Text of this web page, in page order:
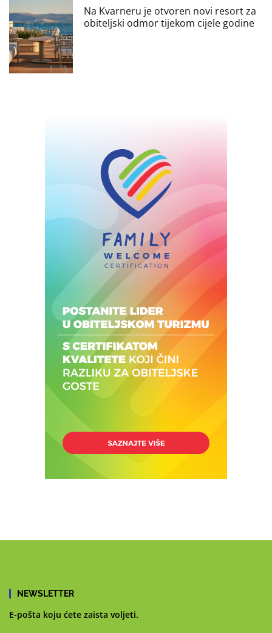
Na Kvarneru je otvoren novi resort za
obiteljski odmor tijekom cijele godine
NEWSLETTER
E-pošta koju ćete zaista voljeti.